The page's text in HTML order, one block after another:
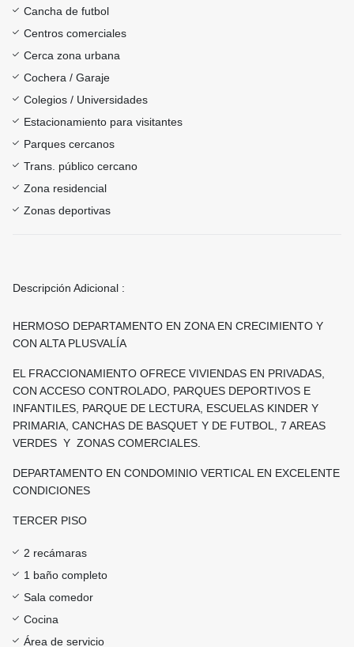
Cancha de futbol
Centros comerciales
Cerca zona urbana
Cochera / Garaje
Colegios / Universidades
Estacionamiento para visitantes
Parques cercanos
Trans. público cercano
Zona residencial
Zonas deportivas
Descripción Adicional :
HERMOSO DEPARTAMENTO EN ZONA EN CRECIMIENTO Y
CON ALTA PLUSVALÍA
EL FRACCIONAMIENTO OFRECE VIVIENDAS EN PRIVADAS,
CON ACCESO CONTROLADO, PARQUES DEPORTIVOS E
INFANTILES, PARQUE DE LECTURA, ESCUELAS KINDER Y
PRIMARIA, CANCHAS DE BASQUET Y DE FUTBOL, 7 AREAS
VERDES Y ZONAS COMERCIALES.
DEPARTAMENTO EN CONDOMINIO VERTICAL EN EXCELENTE
CONDICIONES
TERCER PISO
2 recámaras
1 baño completo
Sala comedor
Cocina
Área de servicio